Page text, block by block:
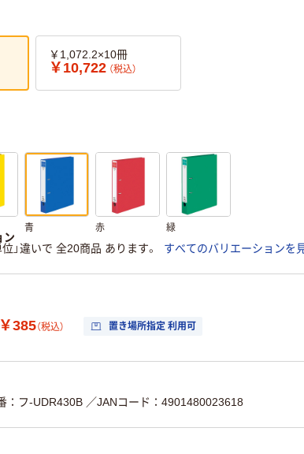
￥1,072.2×10冊
￥10,722 （税込）
青 赤 緑
ン
位」違いで 全20商品 あります。
すべてのバリエーションを
￥385（税込） 置き場所指定 利用可
：フ‐UDR430B ／JANコード：4901480023618